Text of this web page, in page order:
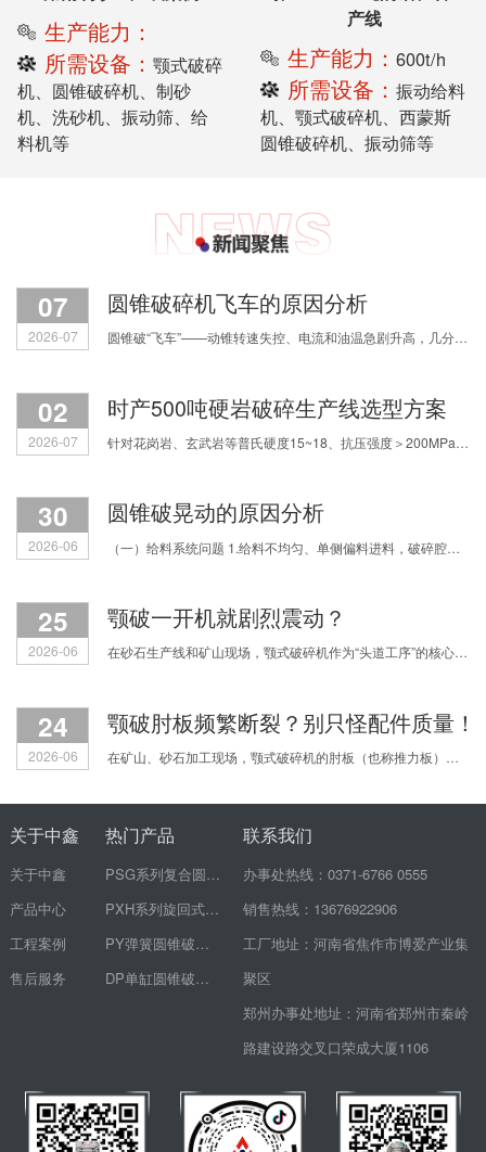
生产能力：
所需设备：颚式破碎
机、圆锥破碎机、制砂
机、洗砂机、振动筛、给
料机等
产线
生产能力：600t/h
所需设备：振动给料
机、颚式破碎机、西蒙斯
圆锥破碎机、振动筛等
07
2026-07
圆锥破碎机飞车的原因分析
圆锥破“飞车”——动锥转速失控、电流和油温急剧升高，几分钟内铜套烧毁，甚至主轴断裂。原因主要有四类，我们逐一拆解。 第一，润滑系统失效。缺油或油质劣
02
2026-07
时产500吨硬岩破碎生产线选型方案
针对花岗岩、玄武岩等普氏硬度15~18、抗压强度＞200MPa的超硬物料，如何科学配置破碎流程？焦作中鑫结合多年实战经验，为您拆解三种主流选型思路，助您实现产能、粒形与运营成本的精
30
2026-06
圆锥破晃动的原因分析
（一）给料系统问题 1.给料不均匀、单侧偏料进料，破碎腔受力失衡，直接引发整机振动跳动； 2.物料中混入铁块等不可破碎杂物，或是进料粒度过大，设备负载骤增产生剧烈振动； 3.进料细料占
25
2026-06
颚破一开机就剧烈震动？
在砂石生产线和矿山现场，颚式破碎机作为“头道工序”的核心设备，一旦出现剧烈震动、机身发抖，不仅影响满负荷生产，更让人揪心会不会震坏设备、引发安全事故。很多机修
24
2026-06
颚破肘板频繁断裂？别只怪配件质量！
在矿山、砂石加工现场，颚式破碎机的肘板（也称推力板）频繁断裂，是让无数生产老板和机修师傅头疼的顽疾。刚换的新肘板没几天又裂了，配件费用心疼不说，设备一停机，整个生产线都得
关于中鑫
关于中鑫
产品中心
工程案例
售后服务
热门产品
PSG系列复合圆锥破碎机
PXH系列旋回式破碎机
PY弹簧圆锥破碎机
DP单缸圆锥破碎机
联系我们
办事处热线：0371-6766 0555
销售热线：13676922906
工厂地址：河南省焦作市博爱产业集
聚区
郑州办事处地址：河南省郑州市秦岭
路建设路交叉口荣成大厦1106